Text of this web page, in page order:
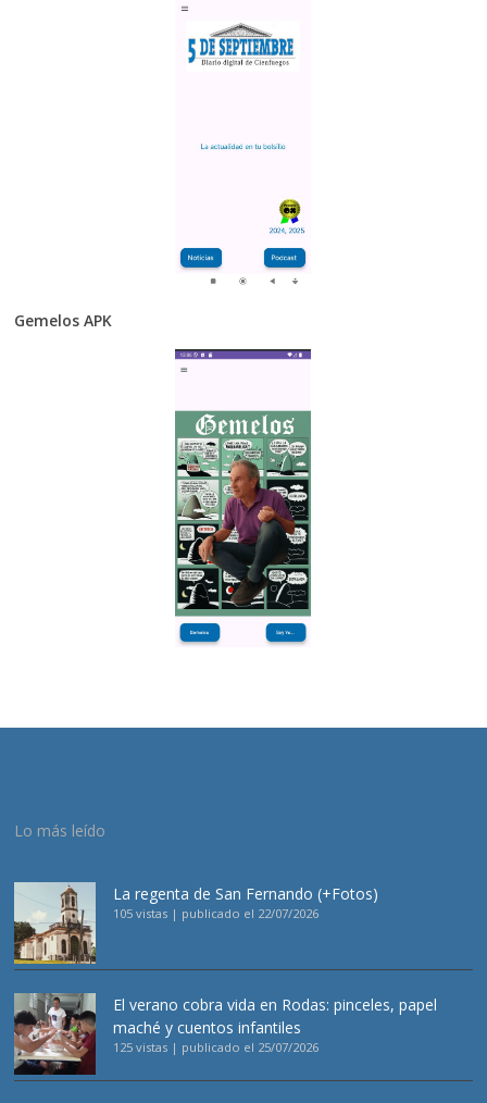
Gemelos APK
Lo más leído
La regenta de San Fernando (+Fotos)
105 vistas | publicado el 22/07/2026
El verano cobra vida en Rodas: pinceles, papel
maché y cuentos infantiles
125 vistas | publicado el 25/07/2026